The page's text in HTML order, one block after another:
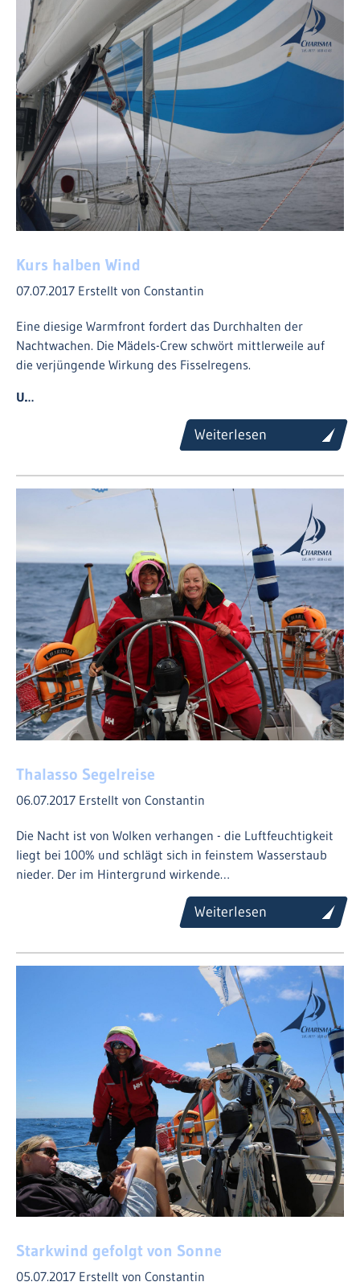
Kurs halben Wind
07.07.2017 Erstellt von Constantin
Eine diesige Warmfront fordert das Durchhalten der
Nachtwachen. Die Mädels-Crew schwört mittlerweile auf
die verjüngende Wirkung des Fisselregens.
U…
Weiterlesen
Thalasso Segelreise
06.07.2017 Erstellt von Constantin
Die Nacht ist von Wolken verhangen - die Luftfeuchtigkeit
liegt bei 100% und schlägt sich in feinstem Wasserstaub
nieder. Der im Hintergrund wirkende…
Weiterlesen
Starkwind gefolgt von Sonne
05.07.2017 Erstellt von Constantin